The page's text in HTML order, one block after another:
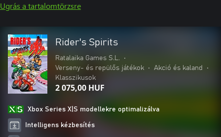
Ugrás a tartalomtörzsre
Rider's Spirits
Ratalaika Games S.L.
•
Verseny- és repülős játékok
• Akció és kaland
•
Klasszikusok
2 075,00 HUF
Xbox Series X|S modellekre optimalizálva
Intelligens kézbesítés